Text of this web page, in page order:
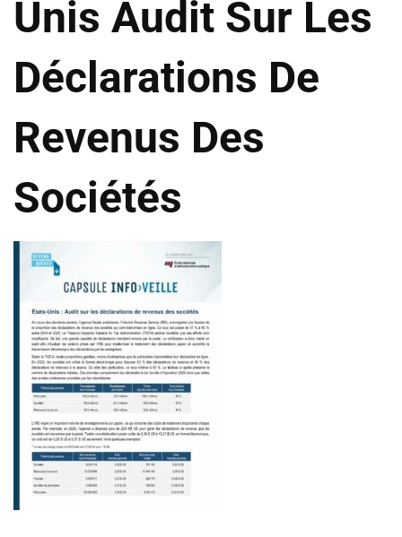
Unis Audit Sur Les
Déclarations De
Revenus Des
Sociétés